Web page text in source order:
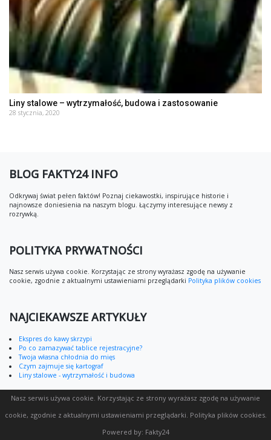
Liny stalowe – wytrzymałość, budowa i zastosowanie
28 stycznia, 2020
BLOG FAKTY24 INFO
Odkrywaj świat pełen faktów! Poznaj ciekawostki, inspirujące historie i
najnowsze doniesienia na naszym blogu. Łączymy interesujące newsy z
rozrywką.
POLITYKA PRYWATNOŚCI
Nasz serwis używa cookie. Korzystając ze strony wyrażasz zgodę na używanie
cookie, zgodnie z aktualnymi ustawieniami przeglądarki Polityka plików cookies
NAJCIEKAWSZE ARTYKUŁY
Ekspres do kawy skrzypi
Po co zamazywać tablice rejestracyjne?
Twoja własna chłodnia do mięs
Czym zajmuje się kartograf
Liny stalowe - wytrzymałość i budowa
Nasz serwis używa cookie. Korzystając ze strony wyrażasz zgodę na używanie
cookie, zgodnie z aktualnymi ustawieniami przeglądarki. Polityka plików cookies.
Powered by: Fakty24